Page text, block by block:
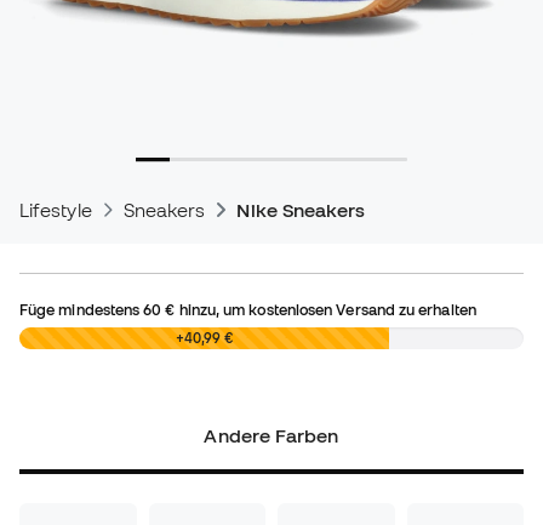
Lifestyle Sneakers Nike Sneakers
Füge mindestens60 € hinzu, um kostenlosen Versand zu erhalten
0,00 € +40,99 €
Andere Farben